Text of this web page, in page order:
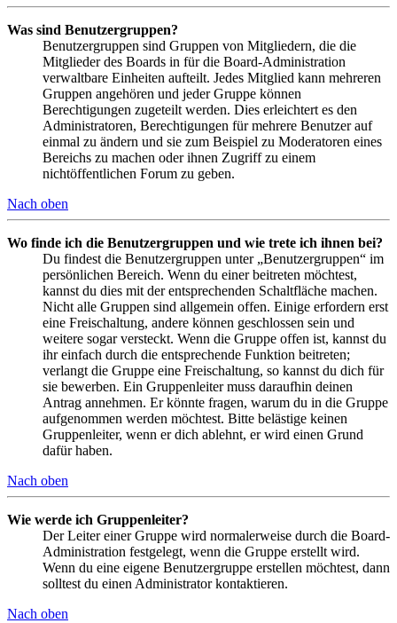
Was sind Benutzergruppen?
Benutzergruppen sind Gruppen von Mitgliedern, die die
Mitglieder des Boards in für die Board-Administration
verwaltbare Einheiten aufteilt. Jedes Mitglied kann mehreren
Gruppen angehören und jeder Gruppe können
Berechtigungen zugeteilt werden. Dies erleichtert es den
Administratoren, Berechtigungen für mehrere Benutzer auf
einmal zu ändern und sie zum Beispiel zu Moderatoren eines
Bereichs zu machen oder ihnen Zugriff zu einem
nichtöffentlichen Forum zu geben.
Nach oben
Wo finde ich die Benutzergruppen und wie trete ich ihnen bei?
Du findest die Benutzergruppen unter „Benutzergruppen“ im
persönlichen Bereich. Wenn du einer beitreten möchtest,
kannst du dies mit der entsprechenden Schaltfläche machen.
Nicht alle Gruppen sind allgemein offen. Einige erfordern erst
eine Freischaltung, andere können geschlossen sein und
weitere sogar versteckt. Wenn die Gruppe offen ist, kannst du
ihr einfach durch die entsprechende Funktion beitreten;
verlangt die Gruppe eine Freischaltung, so kannst du dich für
sie bewerben. Ein Gruppenleiter muss daraufhin deinen
Antrag annehmen. Er könnte fragen, warum du in die Gruppe
aufgenommen werden möchtest. Bitte belästige keinen
Gruppenleiter, wenn er dich ablehnt, er wird einen Grund
dafür haben.
Nach oben
Wie werde ich Gruppenleiter?
Der Leiter einer Gruppe wird normalerweise durch die Board-
Administration festgelegt, wenn die Gruppe erstellt wird.
Wenn du eine eigene Benutzergruppe erstellen möchtest, dann
solltest du einen Administrator kontaktieren.
Nach oben